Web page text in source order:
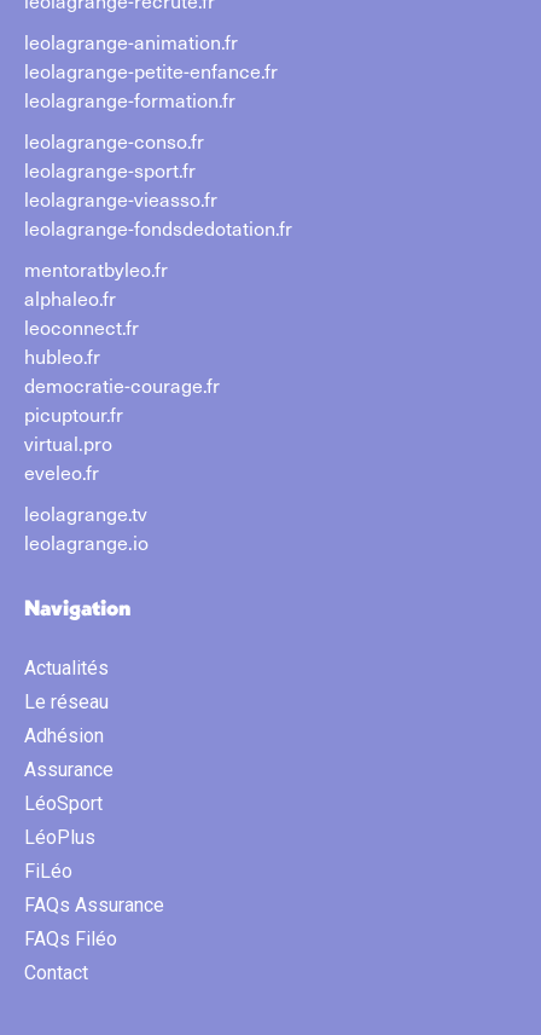
leolagrange-animation.fr
leolagrange-petite-enfance.fr
leolagrange-formation.fr
leolagrange-conso.fr
leolagrange-sport.fr
leolagrange-vieasso.fr
leolagrange-fondsdedotation.fr
mentoratbyleo.fr
alphaleo.fr
leoconnect.fr
hubleo.fr
democratie-courage.fr
picuptour.fr
virtual.pro
eveleo.fr
leolagrange.tv
leolagrange.io
Navigation
Actualités
Le réseau
Adhésion
Assurance
LéoSport
LéoPlus
FiLéo
FAQs Assurance
FAQs Filéo
Contact